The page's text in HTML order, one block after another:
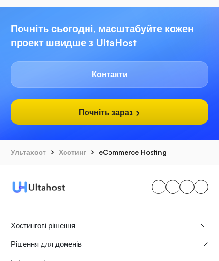
Почніть сьогодні, масштабуйте кожен
проект швидше з UltaHost
Контакти
Почніть зараз
Ультахост Хостинг eCommerce Hosting
Хостингові рішення
Рішення для доменів